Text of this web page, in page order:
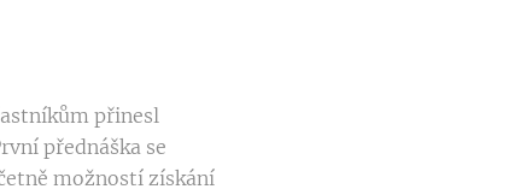
přinesl
přednáška se
možností získání